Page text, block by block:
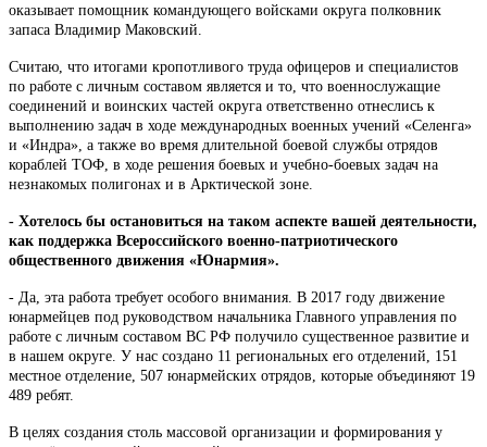
оказывает помощник командующего войсками округа полковник
запаса Владимир Маковский.
Считаю, что итогами кропотливого труда офицеров и специалистов
по работе с личным составом является и то, что военнослужащие
соединений и воинских частей округа ответственно отнеслись к
выполнению задач в ходе международных военных учений «Селенга»
и «Индра», а также во время длительной боевой службы отрядов
кораблей ТОФ, в ходе решения боевых и учебно-боевых задач на
незнакомых полигонах и в Арктической зоне.
- Хотелось бы остановиться на таком аспекте вашей деятельности,
как поддержка Всероссийского военно-патриотического
общественного движения «Юнармия».
- Да, эта работа требует особого внимания. В 2017 году движение
юнармейцев под руководством начальника Главного управления по
работе с личным составом ВС РФ получило существенное развитие и
в нашем округе. У нас создано 11 региональных его отделений, 151
местное отделение, 507 юнармейских отрядов, которые объединяют 19
489 ребят.
В целях создания столь массовой организации и формирования у